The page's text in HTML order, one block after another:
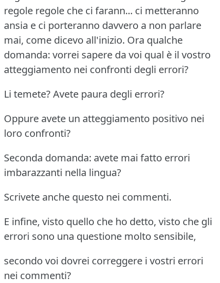
regole regole che ci farann... ci metteranno
ansia e ci porteranno davvero a non parlare
mai, come dicevo all'inizio. Ora qualche
domanda: vorrei sapere da voi qual è il vostro
atteggiamento nei confronti degli errori?
Li temete? Avete paura degli errori?
Oppure avete un atteggiamento positivo nei
loro confronti?
Seconda domanda: avete mai fatto errori
imbarazzanti nella lingua?
Scrivete anche questo nei commenti.
E infine, visto quello che ho detto, visto che gli
errori sono una questione molto sensibile,
secondo voi dovrei correggere i vostri errori
nei commenti?